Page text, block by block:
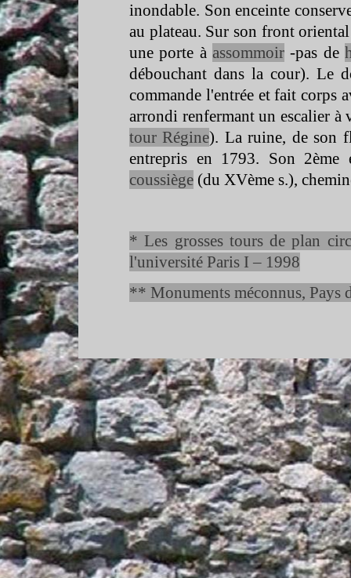
inondable. Son enceinte
au plateau. Sur son front
une porte à assommoir-pas de
débouchant dans la cour). Le
commande l'entrée et fait corps
arrondi renfermant un escalier
tour Régine). La ruine, de son
entrepris en 1793. Son 2ème
coussiège (du XVème s.),
* Les grosses tours de plan
l'université Paris I – 1998
** Monuments méconnus,